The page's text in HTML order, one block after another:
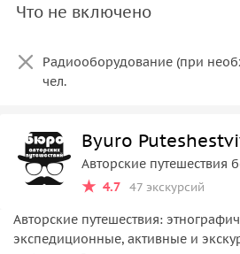
Что не включено
Радиооборудование (при
чел.
Byuro
Авторские путешествия
4.7 47 экскурсий
Авторские путешествия:
экспедиционные, активные и